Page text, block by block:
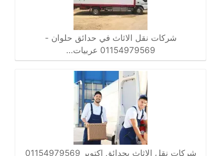
شركات نقل الاثاث في حدائق حلوان -
01154979569 عربيات…
شركات نقل الاثاث بحدائق اكتوبر 01154979569